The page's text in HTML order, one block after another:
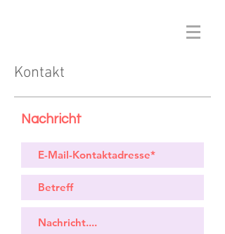
Kontakt
Nachricht